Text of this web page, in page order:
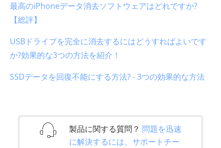
最高のiPhoneデータ消去ソフトウェアはどれですか?
【総評】
USBドライブを完全に消去するにはどうすればよいです
か?効果的な3つの方法を紹介！
SSDデータを回復不能にする方法? - 3つの効果的な方法
製品に関する質問？ 問題を迅速
に解決するには、サポートチー